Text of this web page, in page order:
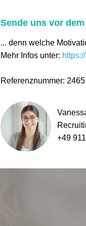
Sende uns vor
... denn welche
Mehr Infos unter:
Referenznummer: 2465
+49